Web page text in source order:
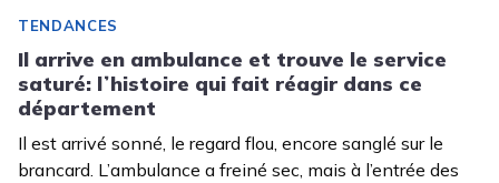
TENDANCES
Il arrive en ambulance et trouve le service
saturé: lʼhistoire qui fait réagir dans ce
département
Il est arrivé sonné, le regard flou, encore sanglé sur le
brancard. L’ambulance a freiné sec, mais à l’entrée des